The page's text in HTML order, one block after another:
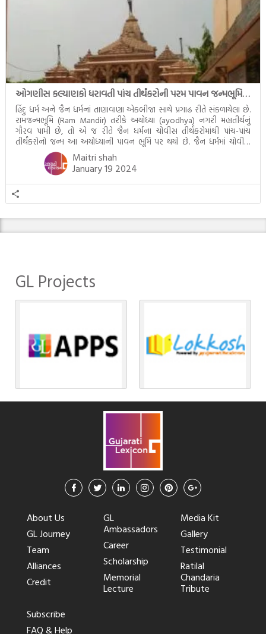
ઓગણીસ કલ્યાણકો ધરાવતી પાંચ તીર્થંકરોની પરમ પાવન જન્મભૂમિ – અયોધ્યા (Ayodhya)
હિંદુ ધર્મ અને જૈન ધર્મનાં તાણાવાણા એકબીજા સાથે પ્રગાઢ રીતે સંકળાયેલા છે.
રામજન્મભૂમિ (Ram Mandir) તરીકે અયોધ્યા (ayodhya) નગરી મહાતીર્થનું
ગૌરવ પામી છે, તો એ જ રીતે જૈન ધર્મના ચોવીસ તીર્થંકરોમાંથી પાંચ-પાંચ
તીર્થંકરોનો જન્મ આ અયોધ્યાની પાવન ભૂમિ પર થયો છે. જૈન ધર્મમાં ચોવીસ
તીર્થંકરોમાંથી પાંચ-પાંચ તીર્થંકરોનાં કલ્યાણકો અહીં આવ્યાં છે. દરેક તીર્થંકરના
જીવનની ચ્યવન(માતાના […]
Maitri shah
January 19 2024
GL Projects
About Us
GL Journey
Team
Alliances
Credit
GL
Ambassadors
Career
Scholarship
Memorial
Lecture
Media Kit
Gallery
Testimonial
Ratilal
Chandaria
Tribute
Subscribe
FAQ & Help